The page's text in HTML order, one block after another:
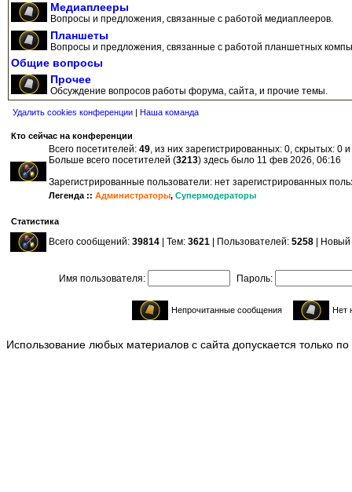
Медиаплееры
Вопросы и предложения, связанные с работой медиаплееров.
Планшеты
Вопросы и предложения, связанные с работой планшетных
Общие вопросы
Прочее
Обсуждение вопросов работы форума, сайта, и прочие темы.
Удалить cookies конференции | Наша команда
Кто сейчас на конференции
Всего посетителей: 49, из них зарегистрированных: 0, скрытых: 0
Больше всего посетителей (3213) здесь было 11 фев 2026, 06:16
Зарегистрированные пользователи: нет зарегистрированных
Легенда :: Администраторы, Супермодераторы
Статистика
Всего сообщений: 39814 | Тем: 3621 | Пользователей: 5258 |
Имя пользователя: Пароль:
Непрочитанные сообщения Нет
Использование любых материалов с сайта допускается только